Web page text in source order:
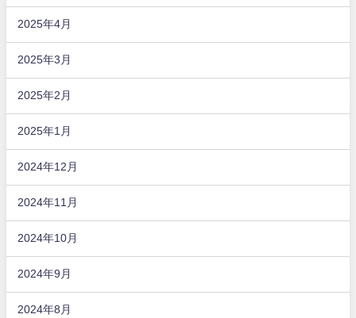
2025年4月
2025年3月
2025年2月
2025年1月
2024年12月
2024年11月
2024年10月
2024年9月
2024年8月